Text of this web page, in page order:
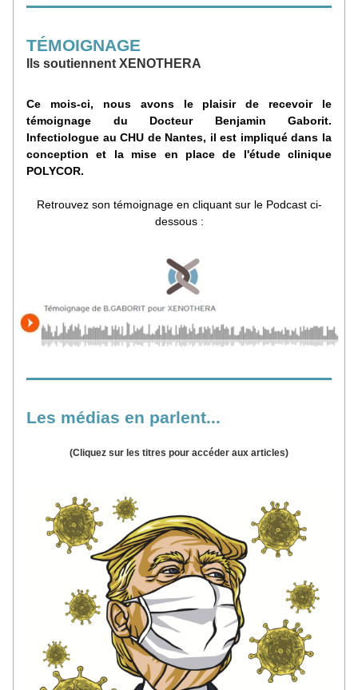
TÉMOIGNAGE
Ils soutiennent XENOTHERA
Ce mois-ci, nous avons le plaisir de recevoir le
témoignage du Docteur Benjamin Gaborit.
Infectiologue au CHU de Nantes, il est impliqué dans la
conception et la mise en place de l'étude clinique
POLYCOR.
Retrouvez son témoignage en cliquant sur le Podcast ci-
dessous :
Les médias en parlent...
(Cliquez sur les titres pour accéder aux articles)